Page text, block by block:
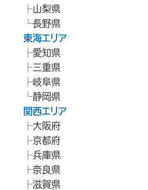
山梨県
長野県
東海エリア
愛知県
三重県
岐阜県
静岡県
関西エリア
大阪府
京都府
兵庫県
奈良県
滋賀県